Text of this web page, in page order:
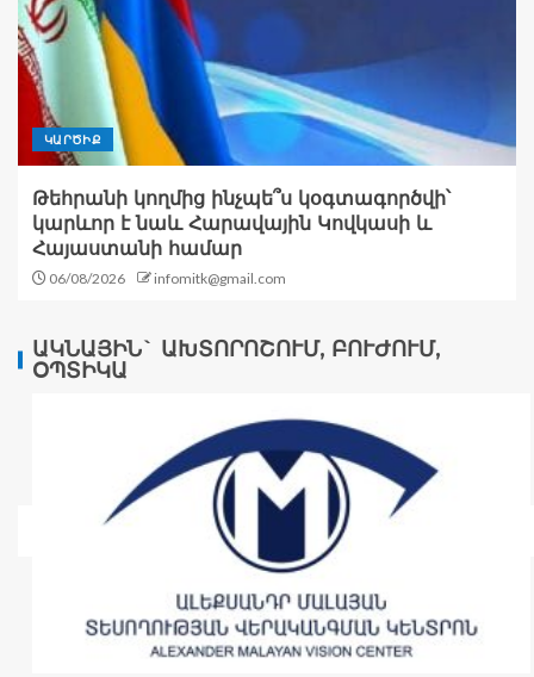
ԿԱՐԾԻՔ
Թեհրանի կողմից ինչպե՞ս կօգտագործվի՝
կարևոր է նաև Հարավային Կովկասի և
Հայաստանի համար
06/08/2026 infomitk@gmail.com
ԱԿՆԱՅԻՆ` ԱԽՏՈՐՈՇՈՒՄ, ԲՈՒԺՈՒՄ,
ՕՊՏԻԿԱ